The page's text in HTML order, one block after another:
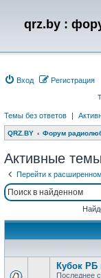
qrz.by :
Вход Регистрация
Темы без ответов |
QRZ.BY Форум
Активные темы
Перейти к
Кубок РБ
Последнее